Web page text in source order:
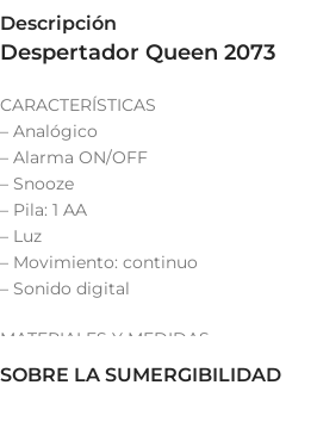
Descripción
Despertador Queen 2073
CARACTERÍSTICAS
– Analógico
– Alarma ON/OFF
– Snooze
– Pila: 1 AA
– Luz
– Movimiento: continuo
– Sonido digital
MATERIALES Y MEDIDAS
– Plástico
SOBRE LA SUMERGIBILIDAD